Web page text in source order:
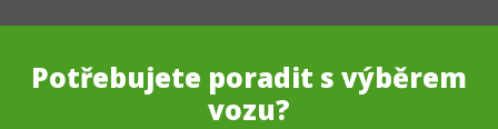
Potřebujete poradit s výběrem
vozu?